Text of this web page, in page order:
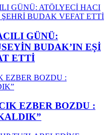
GÜNÜ:
BUDAK’IN EŞİ
ETTİ
EZBER BOZDU :